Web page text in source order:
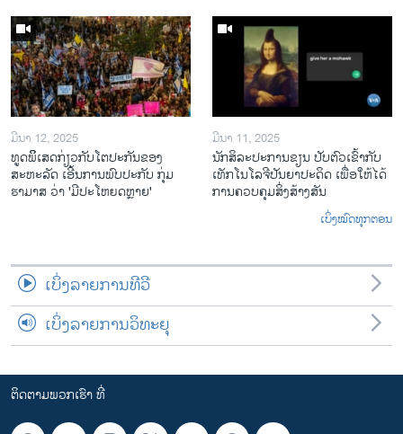
ມີນາ 12, 2025
ທູດພິິເສດກ່ຽວກັບໂຕປະກັນຂອງ
ສະຫະລັດ ເອີ້ນການພົບປະກັບ ກຸ່ມ
ຮາມາສ ວ່າ 'ມີປະໂຫຍດຫຼາຍ'
ມີນາ 11, 2025
ນັກ​ສິ​ລະ​ປະ​ການ​ຂຽນ ປັບ​ຕົວ​ເຂົ້າ​ກັບ​
ເທັກ​ໂນ​ໂລ​ຈີ​ປັນ​ຍາ​ປະ​ດິດ ເພື່ອ​ໃຫ້​ໄດ້​
ກ​ານ​ຄວບ​ຄຸມ​ສິ່ງ​ສ້າງ​ສັນ
ເບິ່ງໝົດທຸກຕອນ
ເບິ່ງລາຍການທີວີ
ເບິ່ງລາຍການວິທະຍຸ
ຕິດຕາມພວກເຮົາ ທີ່